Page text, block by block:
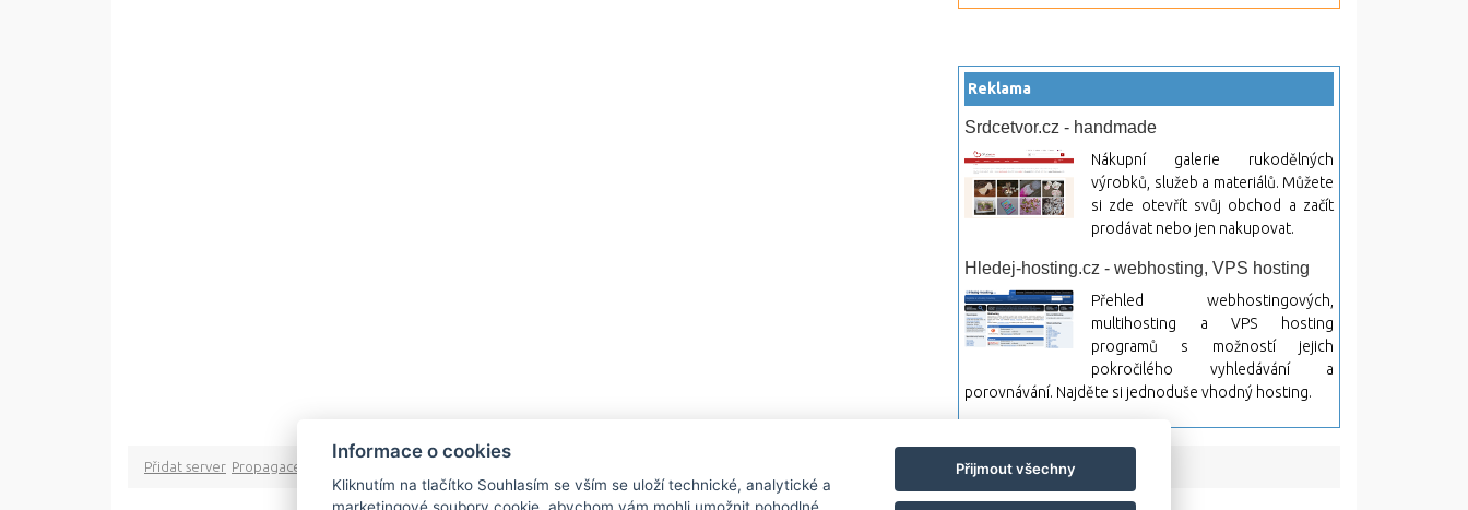
Reklama
Srdcetvor.cz - handmade
Nákupní galerie rukodělných
výrobků, služeb a materiálů. Můžete
si zde otevřít svůj obchod a začít
prodávat nebo jen nakupovat.
Hledej-hosting.cz - webhosting, VPS hosting
Přehled webhostingových,
multihosting a VPS hosting
programů s možností jejich
pokročilého vyhledávání a
porovnávání. Najděte si jednoduše vhodný hosting.
Přidat server Propagace
Informace o cookies
Kliknutím na tlačítko Souhlasím se vším se uloží technické, analytické a
Přijmout všechny